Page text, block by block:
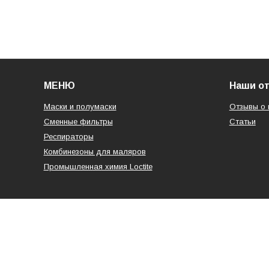
МЕНЮ
Маски и полумаски
Сменные фильтры
Респираторы
Комбинезоны для маляров
Промышленная химия Loctite
Наши
Отзывы о
Статьи